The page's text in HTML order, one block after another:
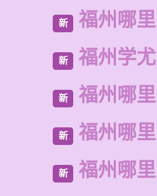
新 福州哪
新 福州学
新 福州哪
新 福州哪
新 福州哪